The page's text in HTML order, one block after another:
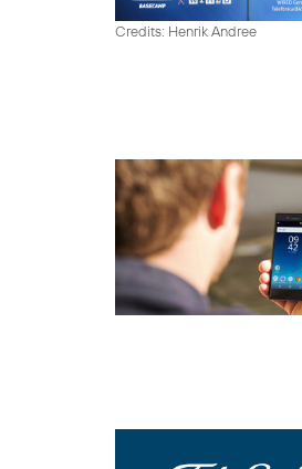
Credits: Henrik Andree